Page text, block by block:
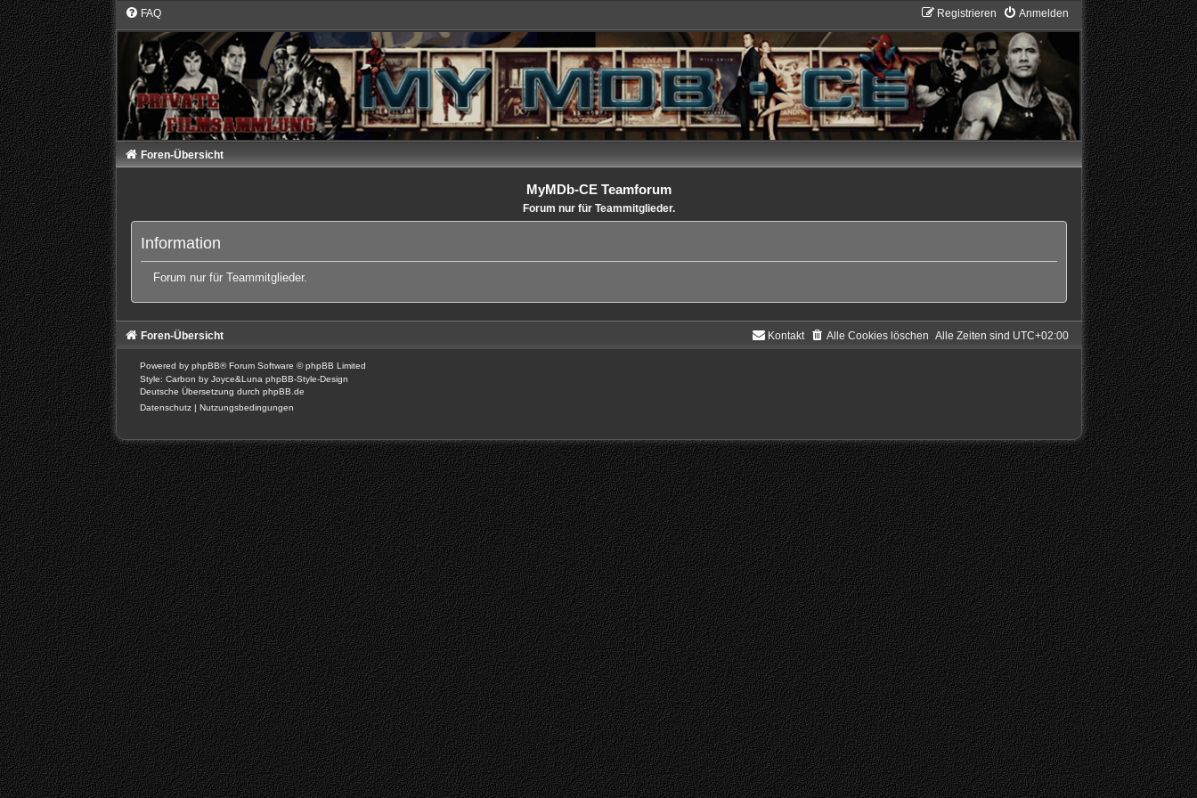
FAQ Anmelden
Registrieren
Foren-Übersicht
MyMDb-CE Teamforum
Forum nur für Teammitglieder.
Information
Forum nur für Teammitglieder.
Foren-Übersicht Alle Zeiten sind UTC+02:00
Alle Cookies löschen
Kontakt
Powered by phpBB® Forum Software © phpBB Limited
Style: Carbon by Joyce&Luna phpBB-Style-Design
Deutsche Übersetzung durch phpBB.de
Datenschutz | Nutzungsbedingungen